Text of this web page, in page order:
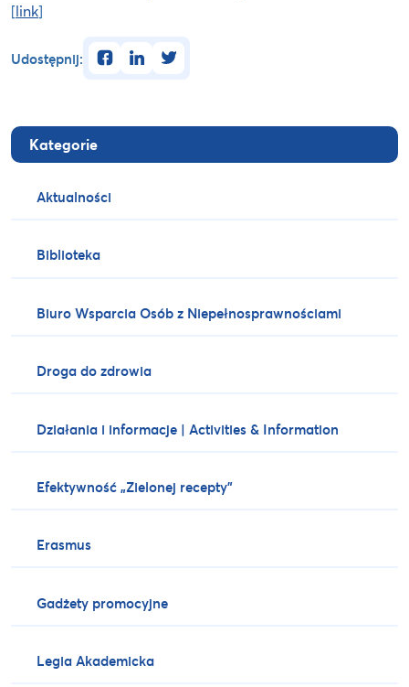
Kategorie
Aktualności
Biblioteka
Biuro Wsparcia Osób z Niepełnosprawnościami
Droga do zdrowia
Działania i informacje | Activities & Information
Efektywność „Zielonej recepty”
Erasmus
Gadżety promocyjne
Legia Akademicka
[link]
Udostępnij: facebooklinkedintwitter